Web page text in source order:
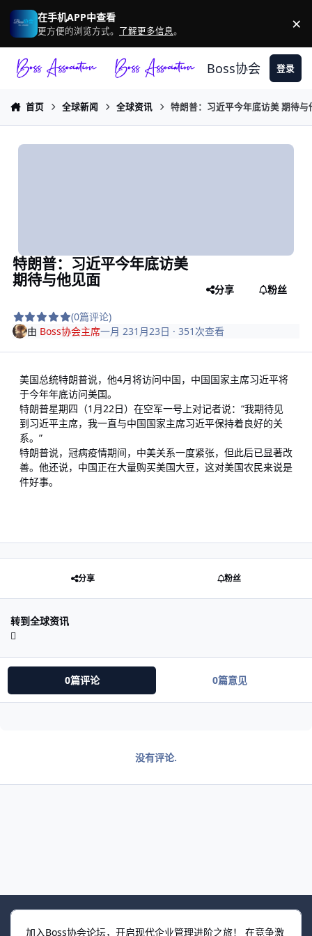
跳转到帖子
在手机APP中查看
更方便的浏览方式。 了解更多信息。 ×
Boss协会 登录
首页 全球新闻 全球资讯 特朗普：习近平今年底访美 期待与
特朗普：习近平今年底访美
期待与他见面
(0篇评论)
分享 粉丝
由 Boss协会主席一月 231月23日 · 351次查看
美国总统特朗普说，他4月将访问中国，中国国家主席习近平将
于今年年底访问美国。
特朗普星期四（1月22日）在空军一号上对记者说：“我期待见
到习近平主席，我一直与中国国家主席习近平保持着良好的关
系。”
特朗普说，冠病疫情期间，中美关系一度紧张，但此后已显著改
善。他还说，中国正在大量购买美国大豆，这对美国农民来说是
件好事。
分享 粉丝
转到全球资讯
0篇评论 0篇意见
没有评论.
加入Boss协会论坛，开启现代企业管理进阶之旅！ 在竞争激